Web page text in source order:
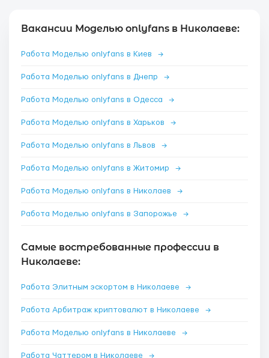
Вакансии Моделью onlyfans в Николаеве:
Работа Моделью onlyfans в Киев →
Работа Моделью onlyfans в Днепр →
Работа Моделью onlyfans в Одесса →
Работа Моделью onlyfans в Харьков →
Работа Моделью onlyfans в Львов →
Работа Моделью onlyfans в Житомир →
Работа Моделью onlyfans в Николаев →
Работа Моделью onlyfans в Запорожье →
Самые востребованные профессии в
Николаеве:
Работа Элитным эскортом в Николаеве →
Работа Арбитраж криптовалют в Николаеве →
Работа Моделью onlyfans в Николаеве →
Работа Чаттером в Николаеве →